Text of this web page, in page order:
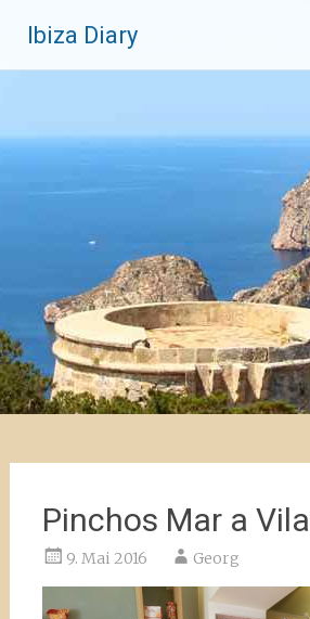
Inhalt
springen
Ibiza Diary
Pinchos Mar a Vila
9. Mai 2016 Georg